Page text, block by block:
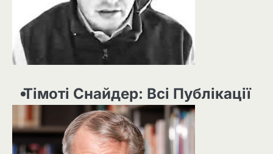
Тімоті Снайдер: Всі Публікації